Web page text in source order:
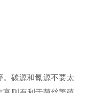
。碳源和氮源不要太